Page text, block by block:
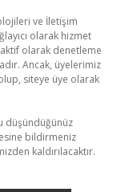
ve İletişim
olarak hizmet
olarak denetleme
Ancak, üyelerimiz
siteye üye olarak
düşündüğünüz
bildirmeniz
kaldırılacaktır.